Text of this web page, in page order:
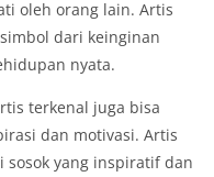
oleh orang lain. Artis
dari keinginan
nyata.
terkenal juga bisa
dan motivasi. Artis
sosok yang inspiratif dan